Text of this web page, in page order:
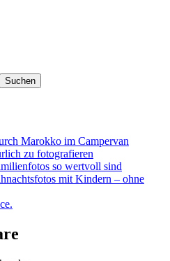
Suchen
Marokko im Campervan
zu fotografieren
so wertvoll sind
mit Kindern – ohne